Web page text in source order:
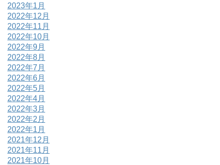
2023年1月
2022年12月
2022年11月
2022年10月
2022年9月
2022年8月
2022年7月
2022年6月
2022年5月
2022年4月
2022年3月
2022年2月
2022年1月
2021年12月
2021年11月
2021年10月